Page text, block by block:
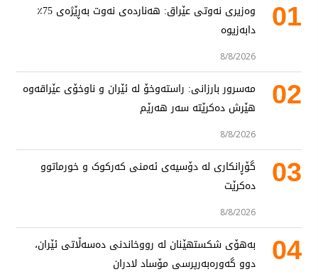
01
وەزیری نەوتی عێراق: هەناردەی نەوت بەڕێژەی 75٪
دابەزیوە
8/8/2026
02
مەسرور بارزانی: راستەوخۆ لە ئێران و ناوخۆی عێراقەوە
هێرش دەکرێتە سەر هەرێم
8/8/2026
03
گۆڕانکاری لە دۆسیەی ئەمنی کەرکوک و خورماتوو
دەکرێت
8/8/2026
04
بەهۆی شکستهێنان لە رووخاندنی دەسەڵاتی ئێران،
دوو گەورەبەرپرسی مۆساد لادران